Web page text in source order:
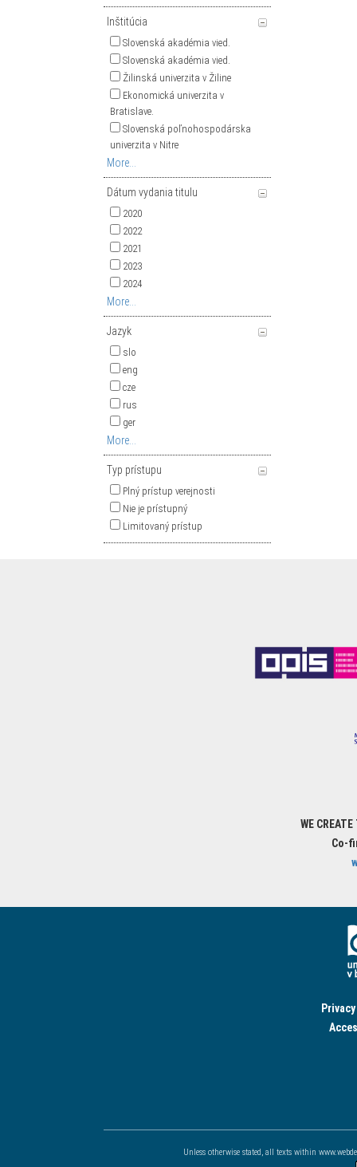
Inštitúcia
Slovenská akadémia vied.
Slovenská akadémia vied.
Žilinská univerzita v Žiline
Ekonomická univerzita v
Bratislave.
Slovenská poľnohospodárska
univerzita v Nitre
More...
Dátum vydania titulu
2020
2022
2021
2023
2024
More...
Jazyk
slo
eng
cze
rus
ger
More...
Typ prístupu
Plný prístup verejnosti
Nie je prístupný
Limitovaný prístup
WE
Co-
Unless otherwise stated, all texts within